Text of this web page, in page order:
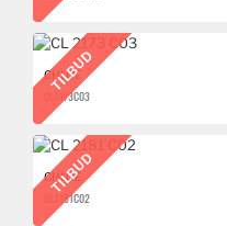
TILBUD
CHLOÉ
CL 2173 C03
TILBUD
CHLOÉ
CL 2181 C02